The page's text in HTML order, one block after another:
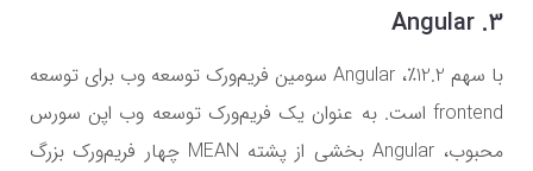
3. Angular
با سهم 12.2٪، Angular سومین فریم‌ورک توسعه وب برای توسعه
frontend است. به عنوان یک فریم‌ورک توسعه وب اپن سورس
محبوب، Angular بخشی از پشته MEAN چهار فریم‌ورک بزرگ